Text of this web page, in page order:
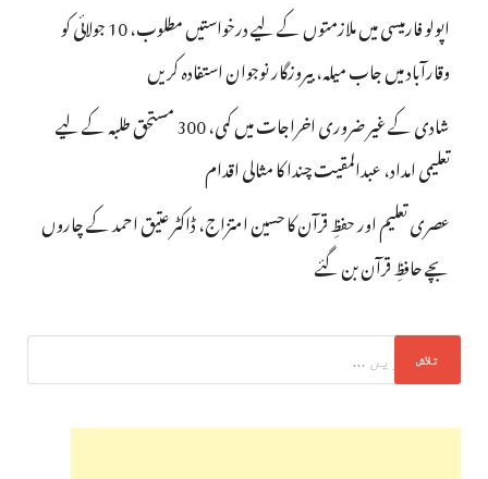
اپولو فارمیسی میں ملازمتوں کے لیے درخواستیں مطلوب، 10 جولائی کو
وقارآباد میں جاب میلہ، بیروزگار نوجوان استفادہ کریں
شادی کے غیر ضروری اخراجات میں کمی، 300 مستحق طلبہ کے لیے
تعلیمی امداد، عبدالمقیت چندا کا مثالی اقدام
عصری تعلیم اور حفظِ قرآن کا حسین امتزاج، ڈاکٹر عتیق احمد کے چاروں
بچے حافظِ قرآن بن گئے